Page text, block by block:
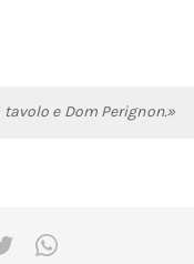
e Dom Perignon.»